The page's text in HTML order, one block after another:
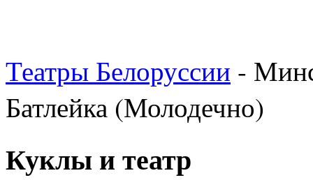
Театры Белоруссии -
Батлейка (Молодечно)
Куклы и театр